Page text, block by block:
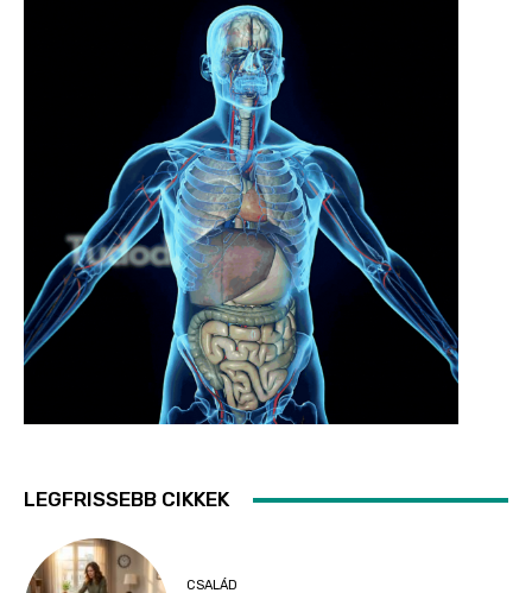
LEGFRISSEBB CIKKEK
CSALÁD